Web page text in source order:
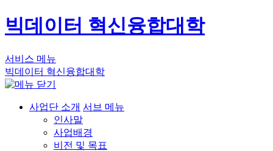
빅데이터 혁신융합대학
서비스 메뉴
빅데이터 혁신융합대학
사업단 소개 서브 메뉴
인사말
사업배경
비전 및 목표